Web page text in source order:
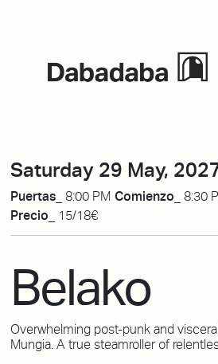
Saturday 29 May,
Puertas_ 8:00 PM Comienzo_ 8:30
Precio_
15/18€
Belako
Overwhelming post-punk and
Mungia. A true steamroller of